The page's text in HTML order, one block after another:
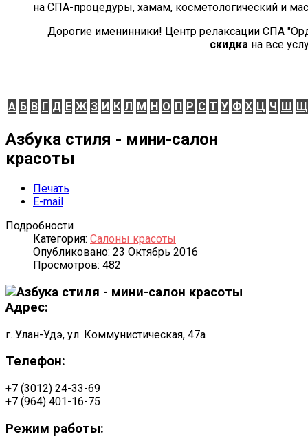
на СПА-процедуры, хамам, косметологический и
Дорогие именинники! Центр релаксации СПА
скидкана все
А Б В Г Д Е Ж З И К Л М Н О П Р С Т У Ф Х Ц Ч Ш Щ
Азбука стиля - мини-салон
красоты
Печать
E-mail
Подробности
Категория: Салоны красоты
Опубликовано: 23 Октябрь 2016
Просмотров: 482
Адрес:
г. Улан-Удэ, ул. Коммунистическая, 47а
Телефон:
+7 (3012) 24-33-69
+7 (964) 401-16-75
Режим работы: